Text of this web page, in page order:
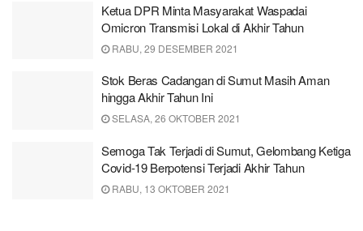
Ketua DPR Minta Masyarakat Waspadai
Omicron Transmisi Lokal di Akhir Tahun
RABU, 29 DESEMBER 2021
Stok Beras Cadangan di Sumut Masih Aman
hingga Akhir Tahun Ini
SELASA, 26 OKTOBER 2021
Semoga Tak Terjadi di Sumut, Gelombang Ketiga
Covid-19 Berpotensi Terjadi Akhir Tahun
RABU, 13 OKTOBER 2021